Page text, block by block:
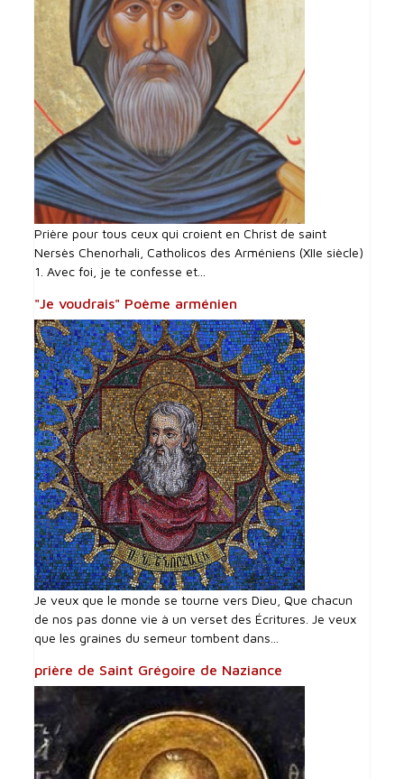
Prière pour tous ceux qui croient en Christ de saint
Nersès Chenorhali, Catholicos des Arméniens (XIIe siècle)
1. Avec foi, je te confesse et...
"Je voudrais" Poème arménien
Je veux que le monde se tourne vers Dieu, Que chacun
de nos pas donne vie à un verset des Écritures. Je veux
que les graines du semeur tombent dans...
prière de Saint Grégoire de Naziance